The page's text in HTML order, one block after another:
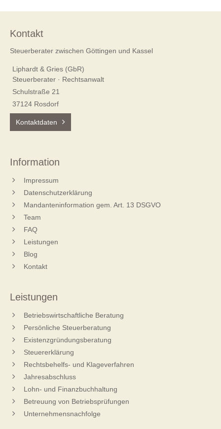
Kontakt
Steuerberater zwischen Göttingen und Kassel
Liphardt & Gries (GbR)
Steuerberater · Rechtsanwalt
Schulstraße 21
37124 Rosdorf
Kontaktdaten
Information
Impressum
Datenschutzerklärung
Mandanteninformation gem. Art. 13 DSGVO
Team
FAQ
Leistungen
Blog
Kontakt
Leistungen
Betriebswirtschaftliche Beratung
Persönliche Steuerberatung
Existenzgründungsberatung
Steuererklärung
Rechtsbehelfs- und Klageverfahren
Jahresabschluss
Lohn- und Finanzbuchhaltung
Betreuung von Betriebsprüfungen
Unternehmensnachfolge